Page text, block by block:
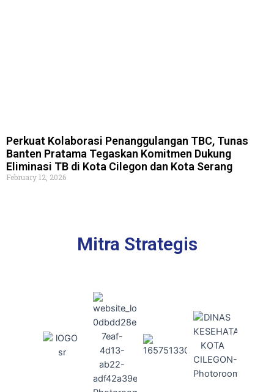
Perkuat Kolaborasi Penanggulangan TBC, Tunas
Banten Pratama Tegaskan Komitmen Dukung
Eliminasi TB di Kota Cilegon dan Kota Serang
February 12, 2026
Mitra Strategis